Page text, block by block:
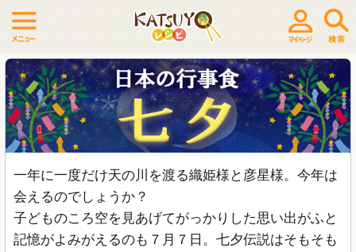
一年に一度だけ天の川を渡る織姫様と彦星様。今年は
会えるのでしょうか？
子どものころ空を見あげてがっかりした思い出がふと
記憶がよみがえるのも７月７日。七夕伝説はそもそも